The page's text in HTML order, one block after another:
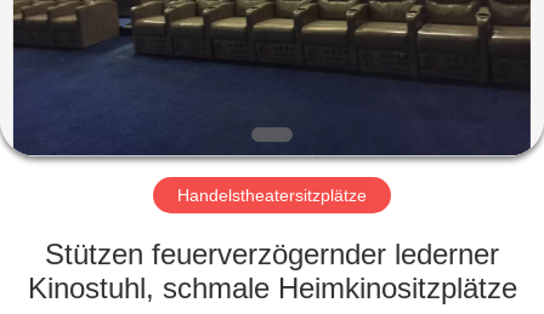
ÜBER
FABRIK-
AUSFLUG
QUALITÄTSKONTROLLE
Handelstheatersitzplätze
Stützen feuerverzögernder lederner
Kinostuhl, schmale Heimkinositzplätze